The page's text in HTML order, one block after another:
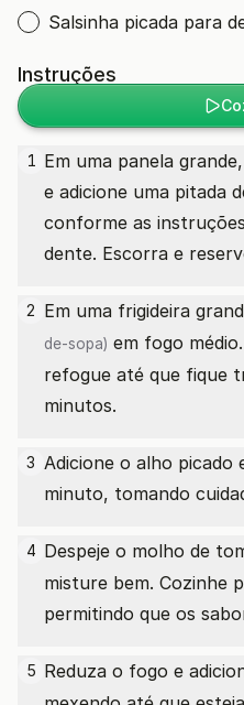
Salsinha picada para
Instruções
1 Em uma panela
e adicione uma pitada
conforme as
dente. Escorra e
2 Em uma frigideira
de-sopa) em fogo
refogue até que fique
minutos.
3 Adicione o alho picado
minuto, tomando
4 Despeje o molho de
misture bem. Cozinhe
permitindo que os
5 Reduza o fogo e